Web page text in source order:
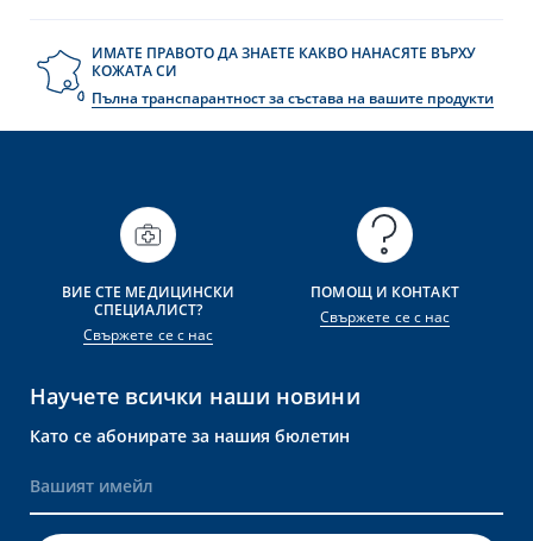
ИМАТЕ ПРАВОТО ДА ЗНАЕТЕ КАКВО НАНАСЯТЕ ВЪРХУ
КОЖАТА СИ
Пълна транспарантност за състава на вашите продукти
ВИЕ СТЕ МЕДИЦИНСКИ
СПЕЦИАЛИСТ?
Свържете се с нас
ПОМОЩ И КОНТАКТ
Свържете се с нас
Научете всички наши новини
Като се абонирате за нашия бюлетин